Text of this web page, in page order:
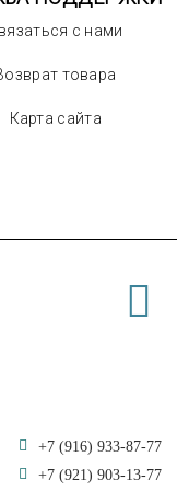
с нами
товара
Карта сайта
+7 (916) 933-87-77
+7 (921) 903-13-77